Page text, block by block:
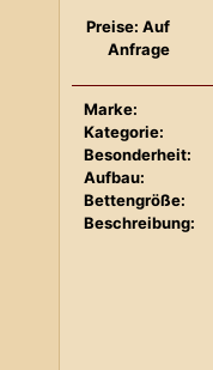
Preise: Auf
Anfrage
Marke:
Kategorie:
Besonderheit:
Aufbau:
Bettengröße:
Beschreibung: